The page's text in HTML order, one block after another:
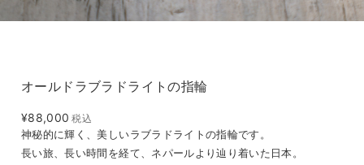
オールドラブラドライトの指輪
¥88,000 税込
神秘的に輝く、美しいラブラドライトの指輪です。
長い旅、長い時間を経て、ネパールより辿り着いた日本。